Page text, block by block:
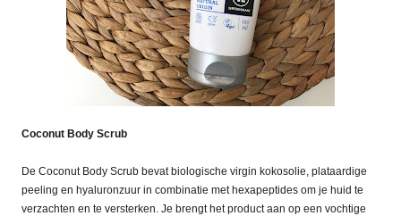
Coconut Body Scrub
De Coconut Body Scrub bevat biologische virgin kokosolie, plataardige
peeling en hyaluronzuur in combinatie met hexapeptides om je huid te
verzachten en te versterken. Je brengt het product aan op een vochtige